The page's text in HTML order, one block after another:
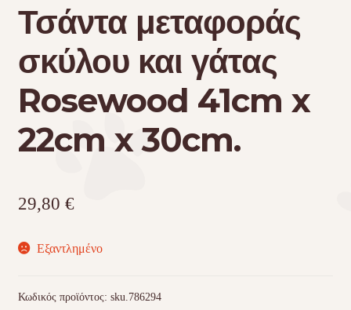
Τσάντα μεταφοράς
σκύλου και γάτας
Rosewood 41cm x
22cm x 30cm.
29,80 €
Εξαντλημένο
Κωδικός προϊόντος: sku.786294